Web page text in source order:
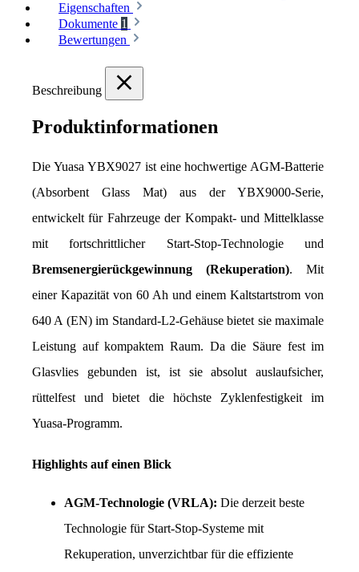
Eigenschaften
Dokumente 1
Bewertungen
Beschreibung
Produktinformationen
Die Yuasa YBX9027 ist eine hochwertige AGM-Batterie
(Absorbent Glass Mat) aus der YBX9000-Serie,
entwickelt für Fahrzeuge der Kompakt- und Mittelklasse
Bremsenergierückgewinnung (Rekuperation). Mit
einer Kapazität von 60 Ah und einem Kaltstartstrom von
640 A (EN) im Standard-L2-Gehäuse bietet sie maximale
Leistung auf kompaktem Raum. Da die Säure fest im
Glasvlies gebunden ist, ist sie absolut auslaufsicher,
rüttelfest und bietet die höchste Zyklenfestigkeit im
Yuasa-Programm.
Highlights auf einen Blick
AGM-Technologie (VRLA): Die derzeit beste
Technologie für Start-Stop-Systeme mit
Rekuperation, unverzichtbar für die effiziente